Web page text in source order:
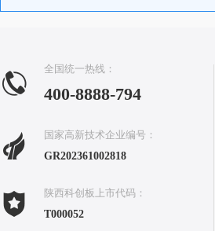
全国统一热线：
400-8888-794
国家高新技术企业编号：
GR202361002818
陕西科创板上市代码：
T000052